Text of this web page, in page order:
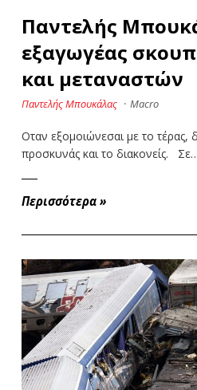
Παντελής
εξαγωγέας
και µεταναστών
Παντελής Μπουκάλας · Macro
Οταν εξοµοιώνεσαι µε το τέρας,
προσκυνάς και το διακονείς.
Περισσότερα »